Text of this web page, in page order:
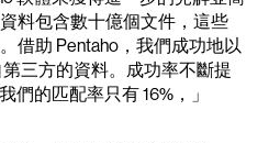
料包含數十億個文件，這些
借助 Pentaho，我們成功地以
三方的資料。成功率不斷提
們的匹配率只有 16%，」